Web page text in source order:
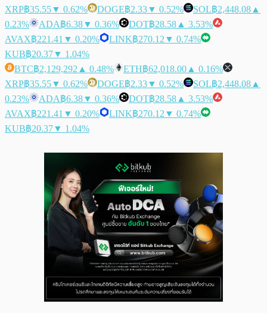
XRP฿35.55▼ 0.62% DOGE฿2.33▼ 0.52% SOL฿2,448.08 ▲
0.23%
ADA฿6.38▼ 0.36% DOT฿28.58 ▲ 3.53%
AVAX฿221.41 ▼ 0.20% LINK฿270.12 ▼ 0.74%
KUB฿20.37▼ 1.04%
BTC฿2,129,292 ▲ 0.48% ETH฿62,018.00 ▲ 0.16%
XRP฿35.55▼ 0.62% DOGE฿2.33▼ 0.52% SOL฿2,448.08 ▲
0.23%
ADA฿6.38▼ 0.36% DOT฿28.58 ▲ 3.53%
AVAX฿221.41 ▼ 0.20% LINK฿270.12 ▼ 0.74%
KUB฿20.37▼ 1.04%